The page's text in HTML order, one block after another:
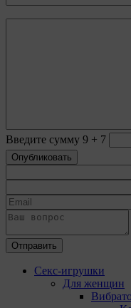
Введите сумму 9 + 7
Опубликовать
Отправить
Секс-игрушки
Для женщин
5.4. Создание и
6. Общество не
идентификации
7. На сайтах
стороны
посещает
cookie (задаются
домена наших
8. Общество
пользователей
собираемые с